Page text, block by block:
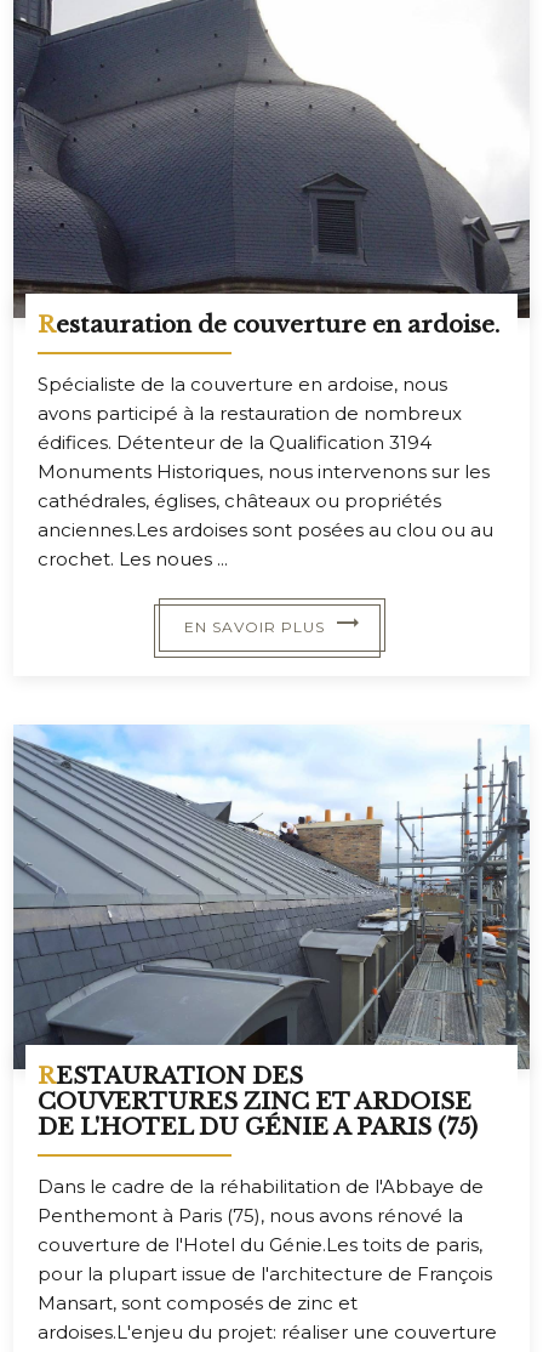
Restauration de couverture en ardoise.
Spécialiste de la couverture en ardoise, nous
avons participé à la restauration de nombreux
édifices. Détenteur de la Qualification 3194
Monuments Historiques, nous intervenons sur les
cathédrales, églises, châteaux ou propriétés
anciennes.Les ardoises sont posées au clou ou au
crochet. Les noues ...
EN SAVOIR PLUS
RESTAURATION DES
COUVERTURES ZINC ET ARDOISE
DE L'HOTEL DU GÉNIE A PARIS (75)
Dans le cadre de la réhabilitation de l'Abbaye de
Penthemont à Paris (75), nous avons rénové la
couverture de l'Hotel du Génie.Les toits de paris,
pour la plupart issue de l'architecture de François
Mansart, sont composés de zinc et
ardoises.L'enjeu du projet: réaliser une couverture